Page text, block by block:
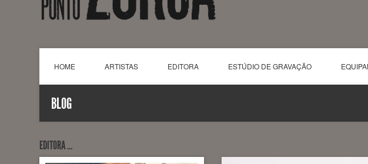
HOME ARTISTAS EDITORA ESTÚDIO DE GRAVAÇÃO
BLOG
EDITORA …